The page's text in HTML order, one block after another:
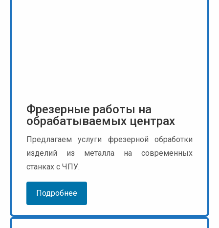
Фрезерные работы на
обрабатываемых центрах
Предлагаем услуги фрезерной обработки
изделий из металла на современных
станках с ЧПУ.
Подробнее